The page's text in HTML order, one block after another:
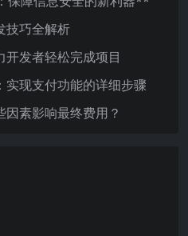
技巧全解析
发者轻松完成项目
现支付功能的详细步骤
素影响最终费用？